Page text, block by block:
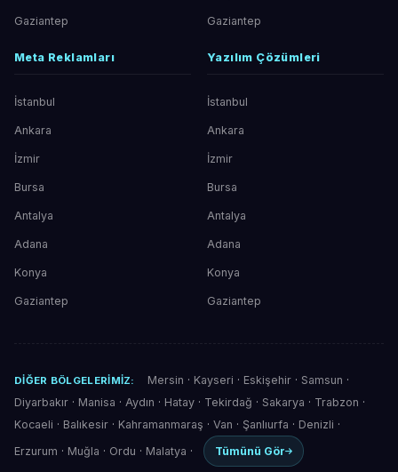
Gaziantep Gaziantep
Meta Reklamları
İstanbul
Ankara
İzmir
Bursa
Antalya
Adana
Konya
Gaziantep
Yazılım Çözümleri
İstanbul
Ankara
İzmir
Bursa
Antalya
Adana
Konya
Gaziantep
DIĞER BÖLGELERIMIZ: Mersin · Kayseri · Eskişehir· Samsun ·
Diyarbakır · Manisa · Aydın · Hatay · Tekirdağ · Sakarya · Trabzon ·
Kocaeli · Balıkesir · Kahramanmaraş · Van · Şanlıurfa · Denizli ·
Erzurum · Muğla · Ordu · Malatya · Tümünü Gör